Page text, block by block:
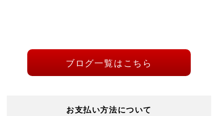
ブログ一覧はこちら
お支払い方法について